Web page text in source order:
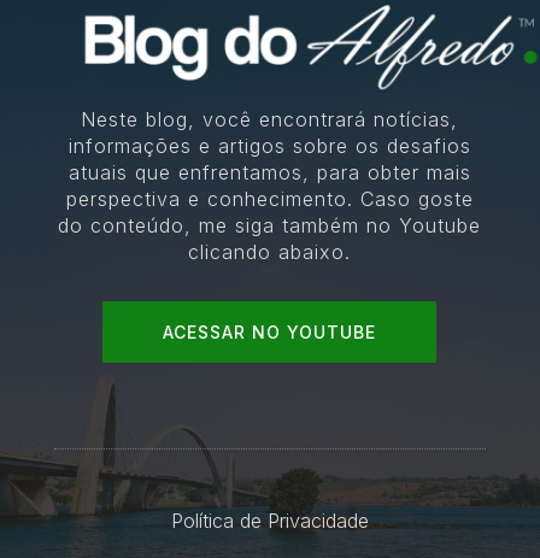
Neste blog, você encontrará notícias,
informações e artigos sobre os desafios
atuais que enfrentamos, para obter mais
perspectiva e conhecimento. Caso goste
do conteúdo, me siga também no Youtube
clicando abaixo.
ACESSAR NO YOUTUBE
Política de Privacidade